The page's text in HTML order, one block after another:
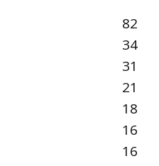
82
34
31
21
18
16
16